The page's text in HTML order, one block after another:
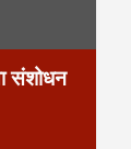
संशोधन